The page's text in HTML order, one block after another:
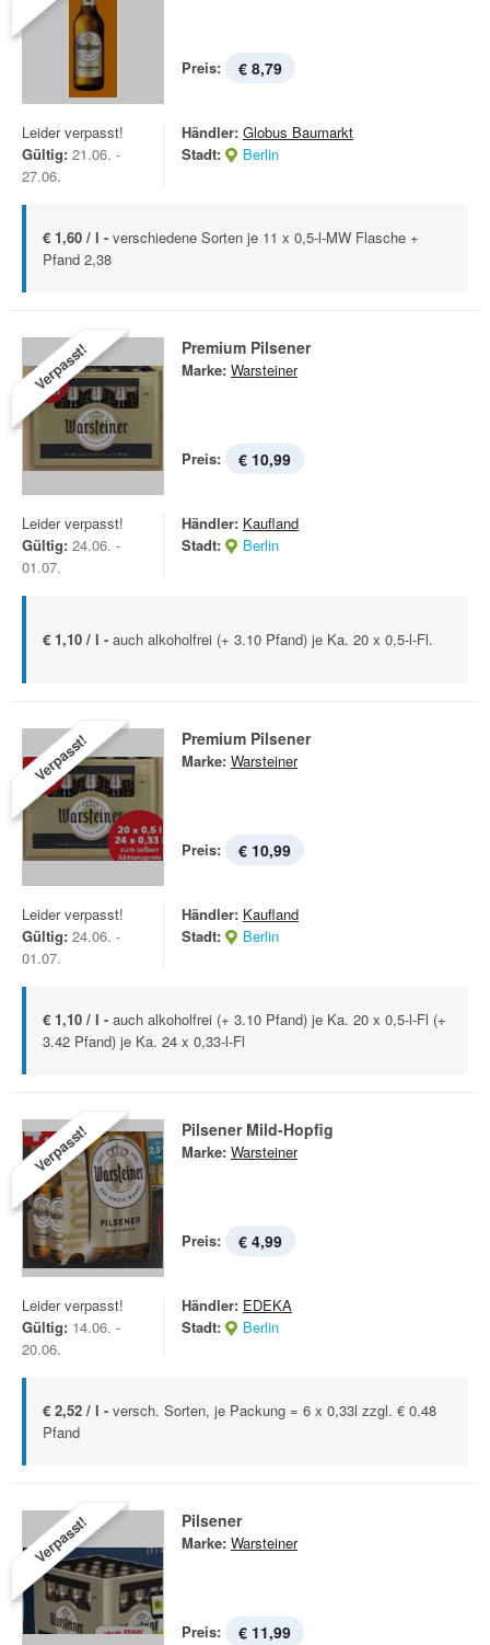
Preis: € 8,79
Leider verpasst!
Gültig: 21.06. -
27.06.
Händler: Globus Baumarkt
Stadt:
Berlin
€ 1,60 / l - verschiedene Sorten je 11 x 0,5-l-MW Flasche +
Pfand 2,38
Verpasst! Premium Pilsener
Marke: Warsteiner
Preis: € 10,99
Leider verpasst!
Gültig: 24.06. -
01.07.
Händler: Kaufland
Stadt:
Berlin
€ 1,10 / l - auch alkoholfrei (+ 3.10 Pfand) je Ka. 20 x 0,5-l-Fl.
Verpasst! Premium Pilsener
Marke: Warsteiner
Preis: € 10,99
Leider verpasst!
Gültig: 24.06. -
01.07.
Händler: Kaufland
Stadt:
Berlin
€ 1,10 / l - auch alkoholfrei (+ 3.10 Pfand) je Ka. 20 x 0,5-l-Fl (+
3.42 Pfand) je Ka. 24 x 0,33-l-Fl
Verpasst! Pilsener Mild-Hopfig
Marke: Warsteiner
Preis: € 4,99
Leider verpasst!
Gültig: 14.06. -
20.06.
Händler: EDEKA
Stadt:
Berlin
€ 2,52 / l - versch. Sorten, je Packung = 6 x 0,33l zzgl. € 0.48
Pfand
Verpasst! Pilsener
Marke: Warsteiner
Preis: € 11,99